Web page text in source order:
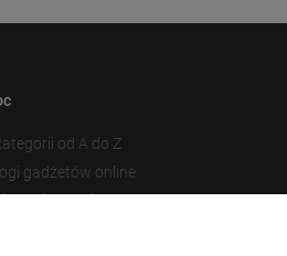
od A do Z
gadżetów online
znakowania